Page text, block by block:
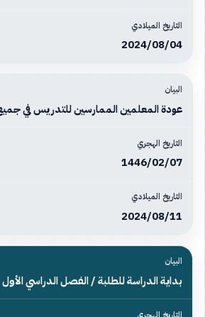
2024/08/04
عودة المعلمين الممارسين للتدريس في
1446/02/07
2024/08/11
بداية الدراسة للطلبة / الفصل الدراسي الأول